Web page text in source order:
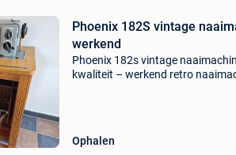
Phoenix 182S vintage
werkend
Phoenix 182s vintage
kwaliteit – werkend retro
Ophalen